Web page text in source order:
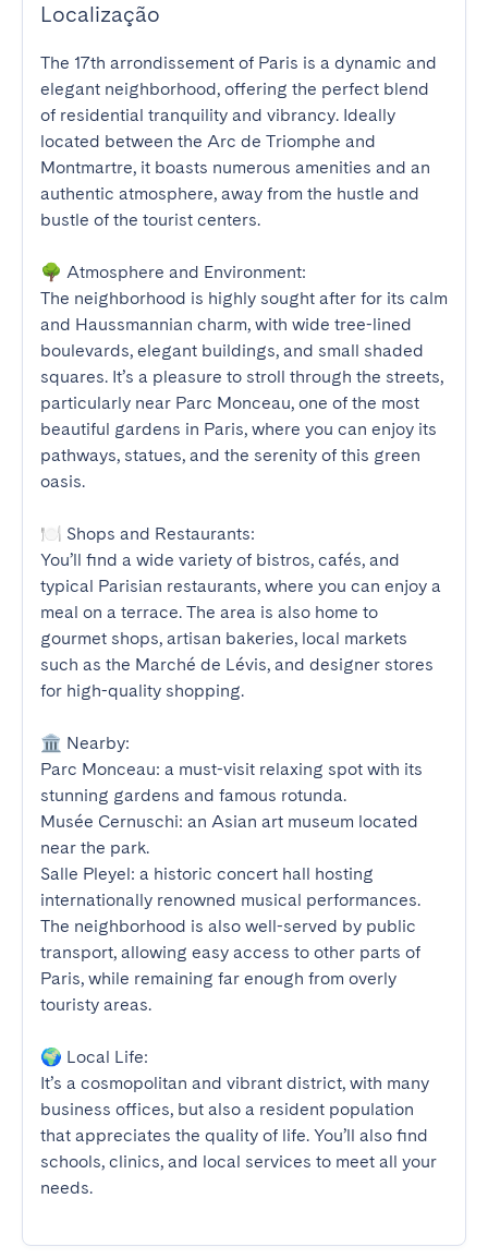
Localização
The 17th arrondissement of Paris is a dynamic and
elegant neighborhood, offering the perfect blend
of residential tranquility and vibrancy. Ideally
located between the Arc de Triomphe and
Montmartre, it boasts numerous amenities and an
authentic atmosphere, away from the hustle and
bustle of the tourist centers.
🌳 Atmosphere and Environment:
The neighborhood is highly sought after for its calm
and Haussmannian charm, with wide tree-lined
boulevards, elegant buildings, and small shaded
squares. It’s a pleasure to stroll through the streets,
particularly near Parc Monceau, one of the most
beautiful gardens in Paris, where you can enjoy its
pathways, statues, and the serenity of this green
oasis.
🍽️ Shops and Restaurants:
You’ll find a wide variety of bistros, cafés, and
typical Parisian restaurants, where you can enjoy a
meal on a terrace. The area is also home to
gourmet shops, artisan bakeries, local markets
such as the Marché de Lévis, and designer stores
for high-quality shopping.
🏛️ Nearby:
Parc Monceau: a must-visit relaxing spot with its
stunning gardens and famous rotunda.
Musée Cernuschi: an Asian art museum located
near the park.
Salle Pleyel: a historic concert hall hosting
internationally renowned musical performances.
The neighborhood is also well-served by public
transport, allowing easy access to other parts of
Paris, while remaining far enough from overly
touristy areas.
🌍 Local Life:
It’s a cosmopolitan and vibrant district, with many
business offices, but also a resident population
that appreciates the quality of life. You’ll also find
schools, clinics, and local services to meet all your
needs.